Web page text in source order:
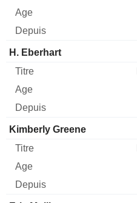
H. Eberhart
Kimberly Greene